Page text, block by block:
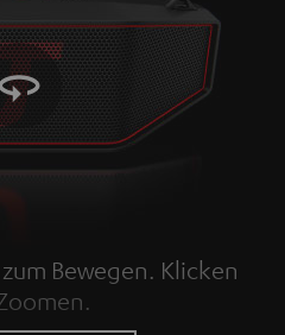
Bewegen. Klicken
zoom